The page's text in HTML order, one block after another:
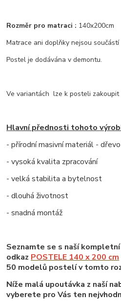
Rozměr pro matraci : 140x200cm
Matrace ani doplňky nejsou
Postel je dodávána v demontu.
Ve variantách lze k posteli zakoupit
Hlavní přednosti tohoto
- přírodní masivní materiál - dřevo
- vysoká kvalita zpracování
- velká stabilita a bytelnost
- dlouhá životnost
- snadná montáž
Seznamte se s naší
odkaz POSTELE 140 x 200 cm
50 modelů postelí v tomto
Níže malá upoutávka z naší
vyberete pro Vás ten